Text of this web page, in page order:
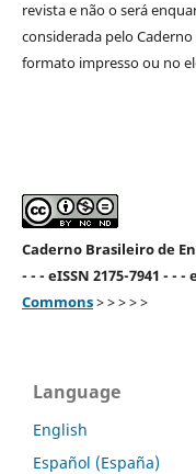
revista e não o será
considerada pelo
formato impresso ou no
Caderno Brasileiro de
- - - eISSN 2175-7941 - -
Commons> > > > >
Language
English
Español (España)